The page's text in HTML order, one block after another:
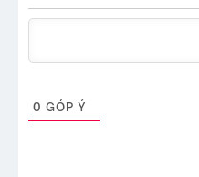
0 GÓP Ý